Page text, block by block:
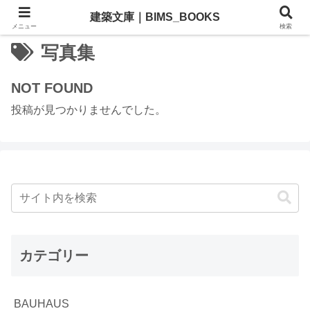
写真集
NOT FOUND
投稿が見つかりませんでした。
カテゴリー
BAUHAUS
メニュー
建築文庫｜BIMS_BOOKS
検索